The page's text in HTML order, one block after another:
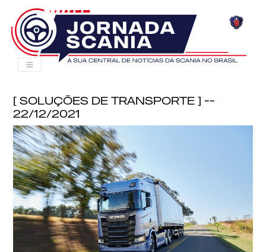
[ Soluções de Transporte ] --
22/12/2021